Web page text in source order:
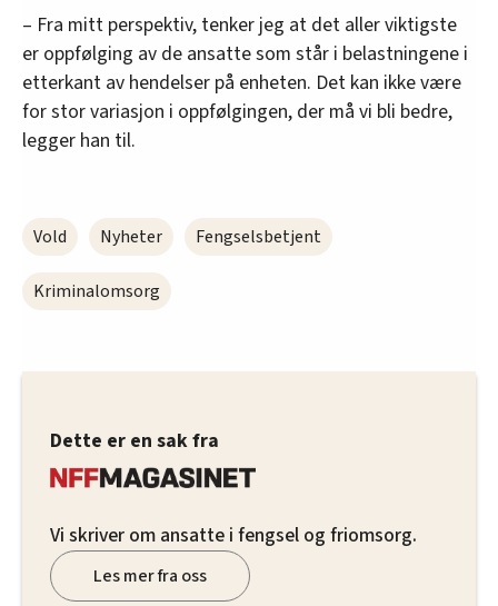
– Fra mitt perspektiv, tenker jeg at det aller viktigste
er oppfølging av de ansatte som står i belastningene i
etterkant av hendelser på enheten. Det kan ikke være
for stor variasjon i oppfølgingen, der må vi bli bedre,
legger han til.
Vold Nyheter Fengselsbetjent
Kriminalomsorg
Dette er en sak fra
Vi skriver om ansatte i fengsel og friomsorg.
Les mer fra oss